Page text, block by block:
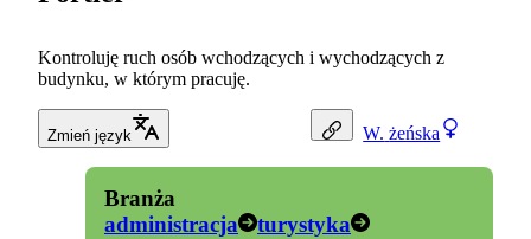
W. żeńska
Kontroluję ruch osób wchodzących i wychodzących z
budynku, w którym pracuję.
Zmień język
Branża
administracja
turystyka